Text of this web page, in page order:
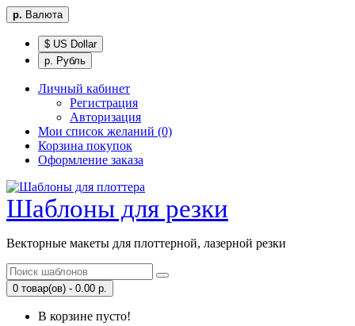
р. Валюта
$ US Dollar
р. Рубль
Личный кабинет
Регистрация
Авторизация
Мои список желаний (0)
Корзина покупок
Оформление заказа
Шаблоны для резки
Векторные макеты для плоттерной, лазерной резки
0 товар(ов) - 0.00 р.
В корзине пусто!